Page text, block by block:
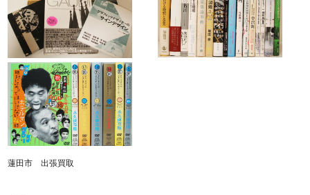
蓮田市 出張買取